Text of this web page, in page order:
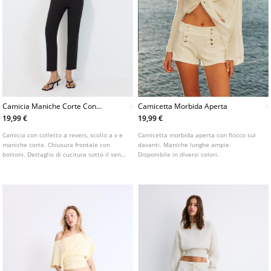
Camicia Maniche Corte Con
Taglio Sotto Il Seno
19,99 €
Camicia con colletto a revers, scollo a v e
maniche corte. Chiusura frontale con
bottoni. Dettaglio di cucitura sotto il seno
Camicetta Morbida Aperta
19,99 €
Camicetta morbida aperta con fiocco sul
davanti. Maniche lunghe ampie.
Disponibile in diversi colori.